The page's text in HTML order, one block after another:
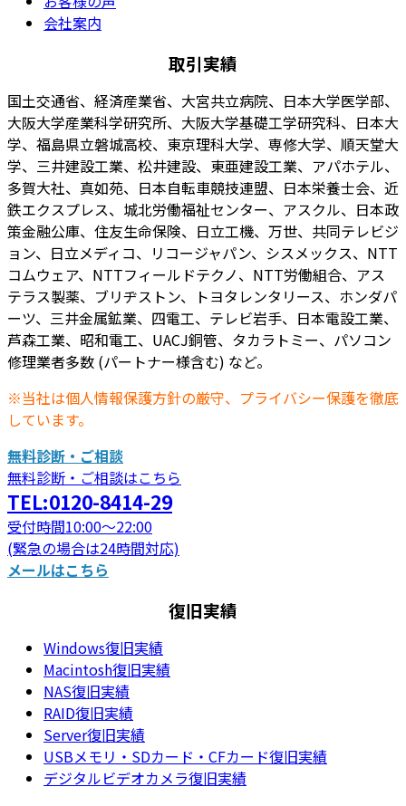
会社案内
取引実績
国土交通省、経済産業省、大宮共立病院、日本大学医学部、
大阪大学産業科学研究所、大阪大学基礎工学研究科、日本大
学、福島県立磐城高校、東京理科大学、専修大学、順天堂大
学、三井建設工業、松井建設、東亜建設工業、アパホテル、
多賀大社、真如苑、日本自転車競技連盟、日本栄養士会、近
鉄エクスプレス、城北労働福祉センター、アスクル、日本政
策金融公庫、住友生命保険、日立工機、万世、共同テレビジ
ョン、日立メディコ、リコージャパン、シスメックス、NTT
コムウェア、NTTフィールドテクノ、NTT労働組合、アス
テラス製薬、ブリヂストン、トヨタレンタリース、ホンダパ
ーツ、三井金属鉱業、四電工、テレビ岩手、日本電設工業、
芦森工業、昭和電工、UACJ銅管、タカラトミー、パソコン
修理業者多数 (パートナー様含む) など。
※当社は個人情報保護方針の厳守、プライバシー保護を徹底
しています。
無料診断・ご相談
無料診断・ご相談はこちら
TEL:0120-8414-29
受付時間10:00～22:00
(緊急の場合は24時間対応)
メールはこちら
復旧実績
Windows復旧実績
Macintosh復旧実績
NAS復旧実績
RAID復旧実績
Server復旧実績
USBメモリ・SDカード・CFカード復旧実績
デジタルビデオカメラ復旧実績